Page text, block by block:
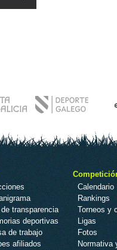
de transparencia
deportivas
de trabajo
afiliados
Calendario
Rankings
Torneos y
Ligas
Fotos
Normativa